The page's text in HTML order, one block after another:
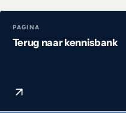
PAGINA
Terug naar kennisbank